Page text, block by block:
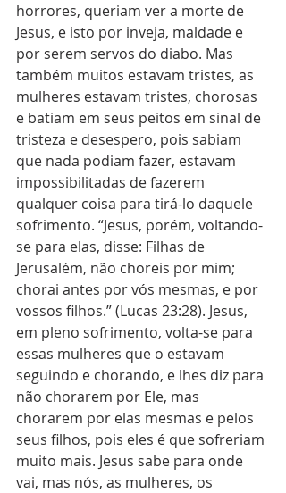
horrores, queriam ver a morte de
Jesus, e isto por inveja, maldade e
por serem servos do diabo. Mas
também muitos estavam tristes, as
mulheres estavam tristes, chorosas
e batiam em seus peitos em sinal de
tristeza e desespero, pois sabiam
que nada podiam fazer, estavam
impossibilitadas de fazerem
qualquer coisa para tirá-lo daquele
sofrimento. “Jesus, porém, voltando-
se para elas, disse: Filhas de
Jerusalém, não choreis por mim;
chorai antes por vós mesmas, e por
vossos filhos.” (Lucas 23:28). Jesus,
em pleno sofrimento, volta-se para
essas mulheres que o estavam
seguindo e chorando, e lhes diz para
não chorarem por Ele, mas
chorarem por elas mesmas e pelos
seus filhos, pois eles é que sofreriam
muito mais. Jesus sabe para onde
vai, mas nós, as mulheres, os